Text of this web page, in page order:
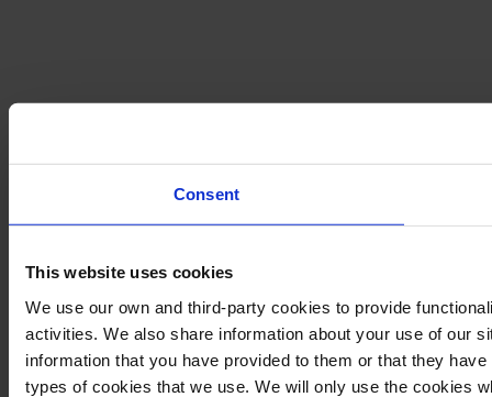
Consent
This website uses cookies
We use our own and third-party cookies to provide
activities. We also share information about your use of our
information that you have provided to them or that they
types of cookies that we use. We will only use the cookies